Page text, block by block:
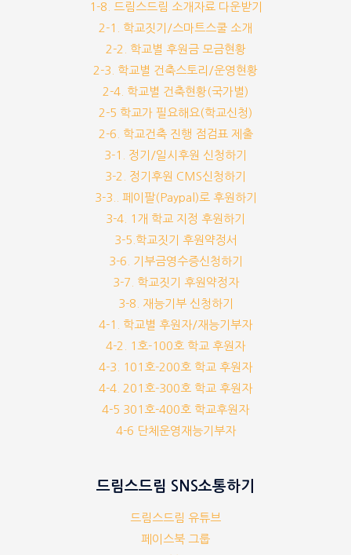
1-8. 드림스드림 소개자료 다운받기
2-1. 학교짓기/스마트스쿨 소개
2-2. 학교별 후원금 모금현황
2-3. 학교별 건축스토리/운영현황
2-4. 학교별 건축현황(국가별)
2-5 학교가 필요해요(학교신청)
2-6. 학교건축 진행 점검표 제출
3-1. 정기/일시후원 신청하기
3-2. 정기후원 CMS신청하기
3-3.. 페이팔(Paypal)로 후원하기
3-4. 1개 학교 지정 후원하기
3-5.학교짓기 후원약정서
3-6. 기부금영수증신청하기
3-7. 학교짓기 후원약정자
3-8. 재능기부 신청하기
4-1. 학교별 후원자/재능기부자
4-2. 1호-100호 학교 후원자
4-3. 101호-200호 학교 후원자
4-4. 201호-300호 학교 후원자
4-5 301호-400호 학교후원자
4-6 단체운영재능기부자
드림스드림 SNS소통하기
드림스드림 유튜브
페이스북 그룹